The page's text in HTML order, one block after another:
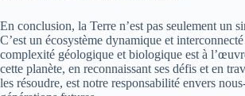
En conclusion, la Terre n’est pas seulement un
C’est un écosystème dynamique et
complexité géologique et biologique est à
cette planète, en reconnaissant ses défis et en
les résoudre, est notre responsabilité envers